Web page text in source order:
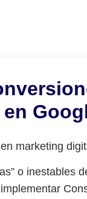
o inestables